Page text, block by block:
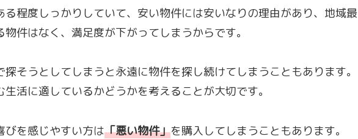
程度しっかりしていて、安い物件には安いなりの理由があり、地域最
件はなく、満足度が下がってしまうからです。
そうとしてしまうと永遠に物件を探し続けてしまうこともあります。
活に適しているかどうかを考えることが大切です。
びを感じやすい方は「悪い物件」を購入してしまうこともあります。